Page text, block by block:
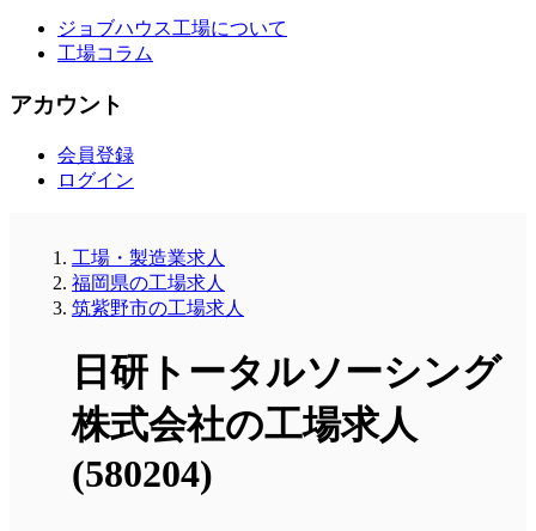
ジョブハウス工場について
工場コラム
アカウント
会員登録
ログイン
工場・製造業求人
福岡県の工場求人
筑紫野市の工場求人
日研トータルソーシング
株式会社の工場求人
(580204)